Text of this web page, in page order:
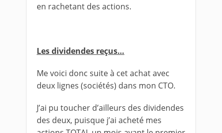
en rachetant des actions.
Les dividendes reçus…
Me voici donc suite à cet achat avec
deux lignes (sociétés) dans mon CTO.
J’ai pu toucher d’ailleurs des dividendes
des deux, puisque j’ai acheté mes